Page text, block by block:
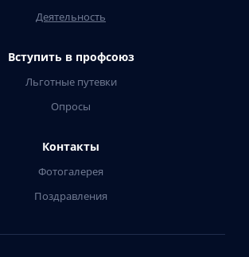
Деятельность
Вступить в профсоюз
Льготные путевки
Опросы
Контакты
Фотогалерея
Поздравления